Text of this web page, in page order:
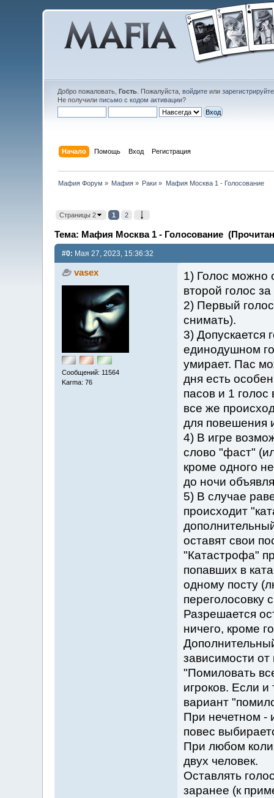
Добро пожаловать, Гость. Пожалуйста, войдитеили
Не получили письмо с кодом активации?
Начало Помощь Вход Регистрация
Мафия Форум » Мафия » Раки » Мафия Москва 1 - Голосование
Страницы 2 1 2
Тема: Мафия Москва 1 - Голосование
#0: Мая 27, 2023, 15:36:32
vasex
Сообщений: 11564
Karma: 76
1) Голос можно
второй голос
2) Первый
снимать).
3) Допускается
единодушном
умирает. Пас
дня есть
пасов и 1 голос
все же
для повешения
4) В игре
слово "фаст"
кроме одного
до ночи
5) В случае
происходит
оставят свои
"Катастрофа"
попавших в
одному посту
переголосовку
Разрешается
ничего, кроме
зависимости от
"Помиловать
игроков. Если и
вариант
При нечетном -
повес
При любом
двух человек.
Оставлять
заранее (к